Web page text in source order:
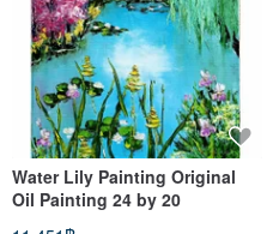
Water Lily Painting Original
Oil Painting 24 by 20